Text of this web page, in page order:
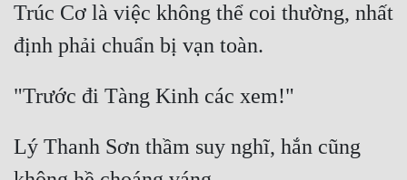
Trúc Cơ là việc không thể coi thường, nhất
Lý Thanh Sơn thầm suy nghĩ, hắn cũng